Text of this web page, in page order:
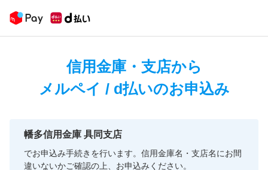
信用金庫・支店から
メルペイ / d払いのお申込み
幡多信用金庫 具同支店
でお申込み手続きを行います。信用金庫名・支店名にお間
違いないかご確認の上、お申込みください。